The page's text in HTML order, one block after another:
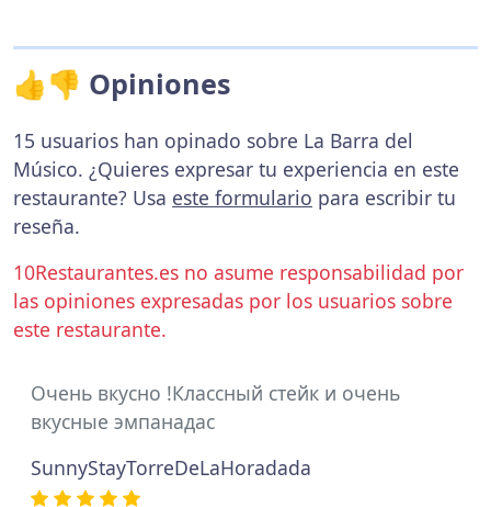
👍👎 Opiniones
15 usuarios han opinado sobre La Barra del
Músico. ¿Quieres expresar tu experiencia en este
restaurante? Usa este formulario para escribir tu
reseña.
10Restaurantes.es no asume responsabilidad por
las opiniones expresadas por los usuarios sobre
este restaurante.
Очень вкусно !Классный стейк и очень
вкусные эмпанадас
SunnyStayTorreDeLaHoradada